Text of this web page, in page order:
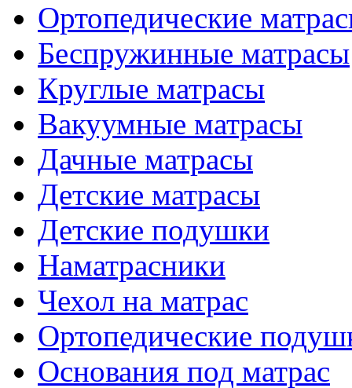
Ортопедические
Беспружинные матрасы
Круглые матрасы
Вакуумные матрасы
Дачные матрасы
Детские матрасы
Детские подушки
Наматрасники
Чехол на матрас
Ортопедические
Основания под матрас